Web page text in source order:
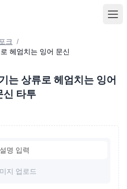
크 /
헤엄치는 잉어 문신
는 상류로 헤엄치는 잉어
신 타투
설명 입력
지 업로드